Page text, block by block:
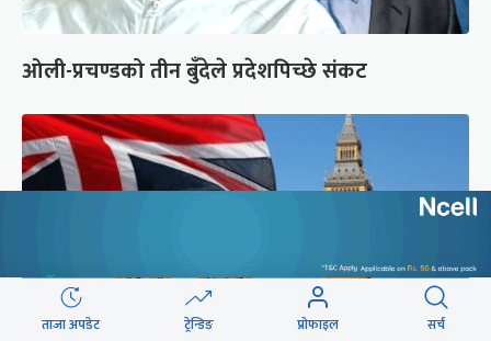
ओली-प्रचण्डको तीन बुँदेले प्रदेशपिच्छे संकट
ताजा अपडेट ट्रेन्डिङ प्रोफाइल सर्च